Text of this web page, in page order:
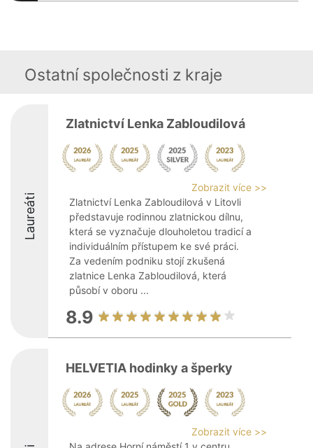
Ostatní společnosti z kraje
Laureáti
Zlatnictví Lenka Zabloudilová
Zobrazit více >>
Zlatnictví Lenka Zabloudilová v Litovli
představuje rodinnou zlatnickou dílnu,
která se vyznačuje dlouholetou tradicí a
individuálním přístupem ke své práci.
Za vedením podniku stojí zkušená
zlatnice Lenka Zabloudilová, která
působí v oboru ...
8.9
HELVETIA hodinky a šperky
Zobrazit více >>